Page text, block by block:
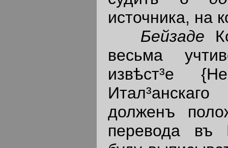
источника, на
Бейзаде
весьма
извѣст³е
долженъ
перевода въ